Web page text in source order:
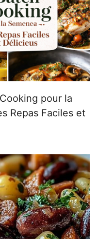
pour la
Repas Faciles et